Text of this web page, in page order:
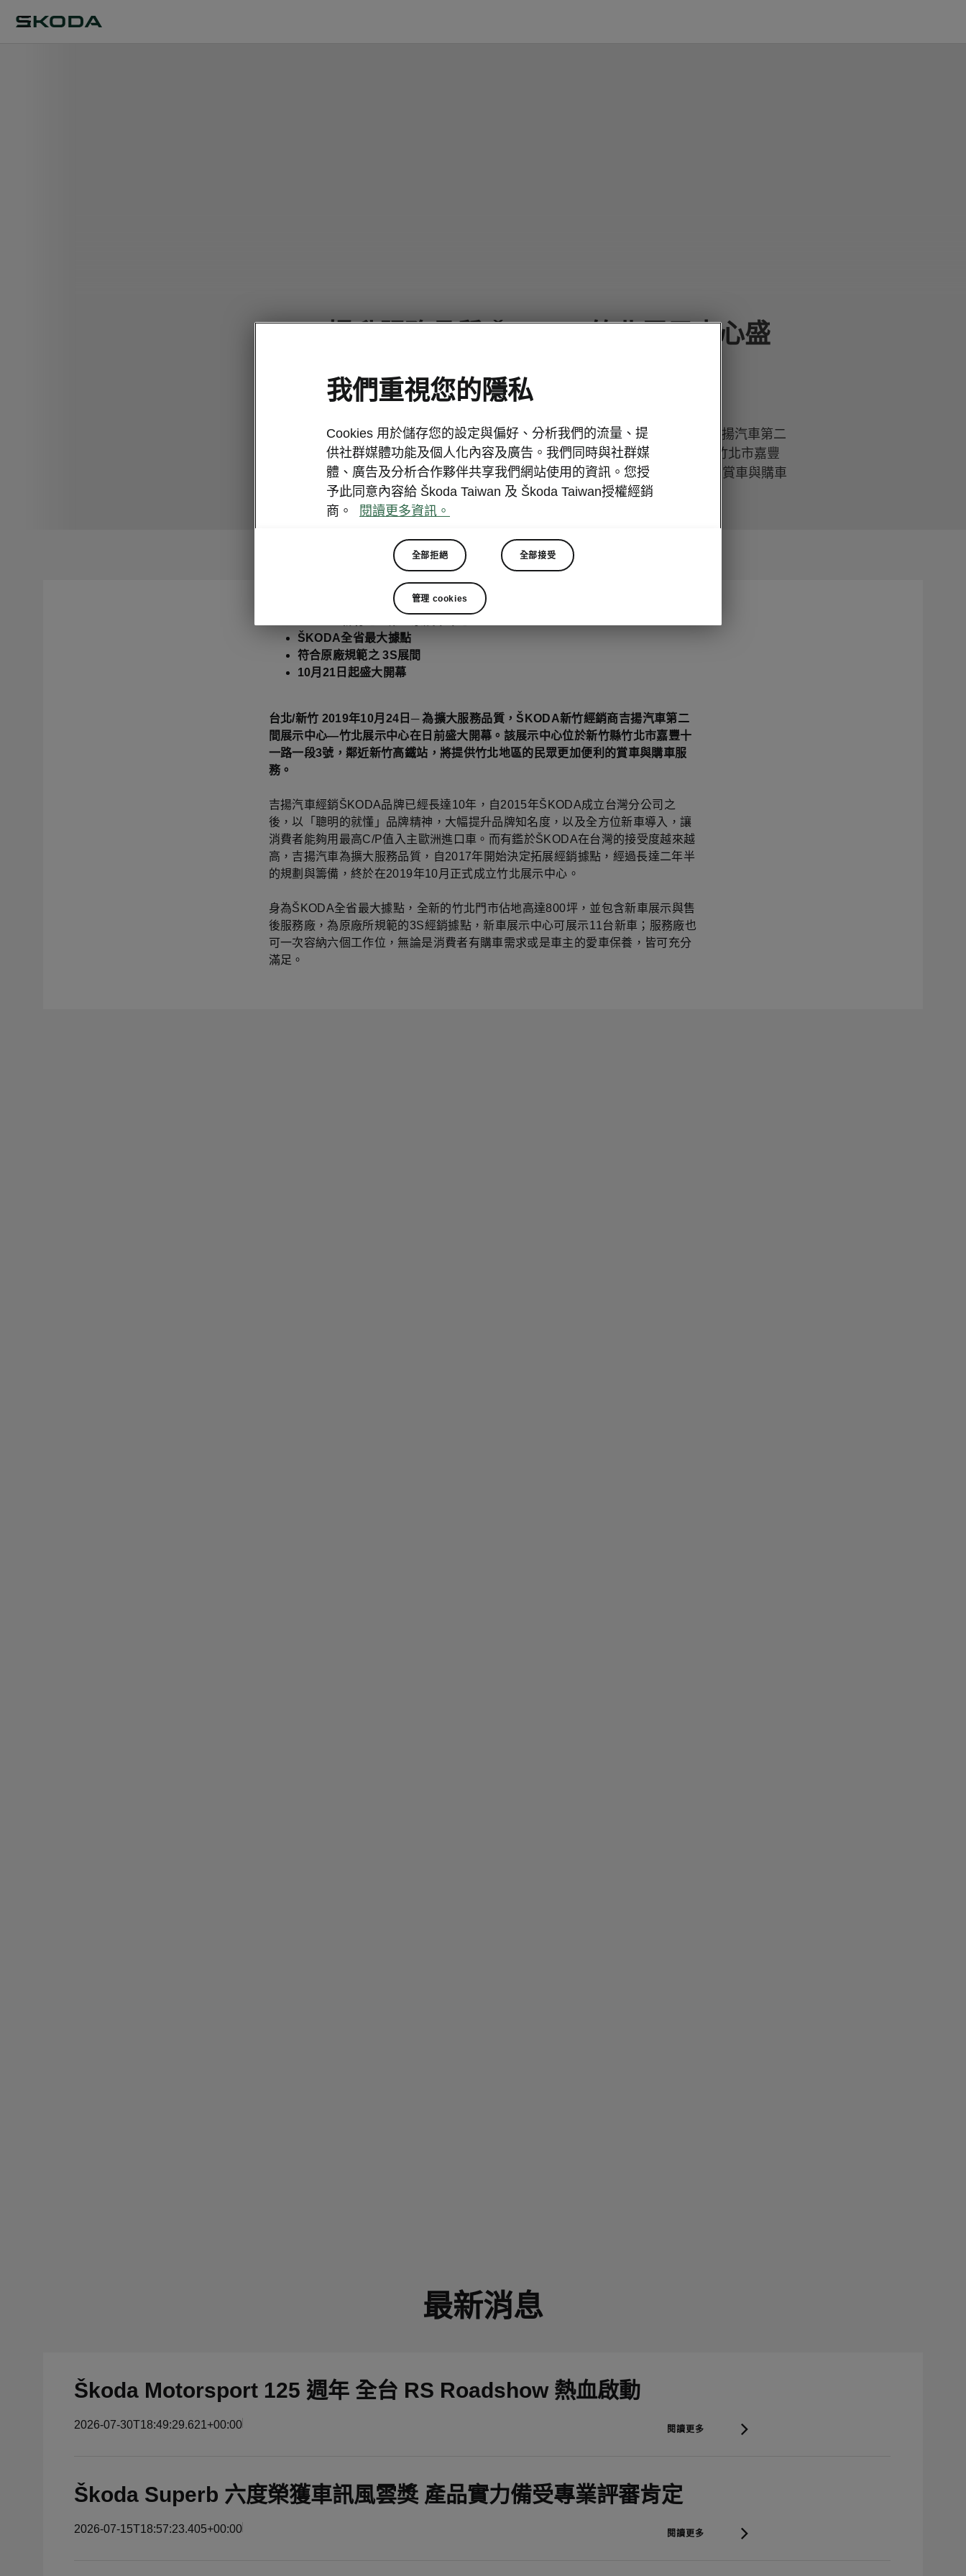
提升服務品質 ŠKODA 竹北展示中心盛
2019-10-29T03:04:09.579+00:00
台北/新竹 2019年10月24日─ 為擴大服務品質，ŠKODA新竹經銷商吉揚汽車第二
間展示中心—竹北展示中心在日前盛大開幕。該展示中心位於新竹縣竹北市嘉豐
十一路一段3號，鄰近新竹高鐵站，將提供竹北地區的民眾更加便利的賞車與購車
服務。
ŠKODA全省最大據點
符合原廠規範之 3S展間
10月21日起盛大開幕
台北/新竹 2019年10月24日─ 為擴大服務品質，ŠKODA新竹經銷商吉揚汽車第二
間展示中心—竹北展示中心在日前盛大開幕。該展示中心位於新竹縣竹北市嘉豐十
一路一段3號，鄰近新竹高鐵站，將提供竹北地區的民眾更加便利的賞車與購車服
務。
吉揚汽車經銷ŠKODA品牌已經長達10年，自2015年ŠKODA成立台灣分公司之
後，以「聰明的就懂」品牌精神，大幅提升品牌知名度，以及全方位新車導入，讓
消費者能夠用最高C/P值入主歐洲進口車。而有鑑於ŠKODA在台灣的接受度越來越
高，吉揚汽車為擴大服務品質，自2017年開始決定拓展經銷據點，經過長達二年半
的規劃與籌備，終於在2019年10月正式成立竹北展示中心。
身為ŠKODA全省最大據點，全新的竹北門市佔地高達800坪，並包含新車展示與售
後服務廠，為原廠所規範的3S經銷據點，新車展示中心可展示11台新車；服務廠也
可一次容納六個工作位，無論是消費者有購車需求或是車主的愛車保養，皆可充分
滿足。
最新消息
Škoda Motorsport 125 週年 全台 RS Roadshow 熱血啟動
2026-07-30T18:49:29.621+00:00 閱讀更多
Škoda Superb 六度榮獲車訊風雲獎 產品實力備受專業評審肯定
2026-07-15T18:57:23.405+00:00 閱讀更多
我們重視您的隱私
Cookies 用於儲存您的設定與偏好、分析我們的流量、提
供社群媒體功能及個人化內容及廣告。我們同時與社群媒
體、廣告及分析合作夥伴共享我們網站使用的資訊。您授
予此同意內容給 Škoda Taiwan 及 Škoda Taiwan授權經銷
商。
閱讀更多資訊。
全部拒絕 全部接受
管理 cookies